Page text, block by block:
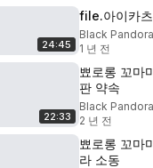
24:45
file.아이카
Black
1 년 전
22:33
뾰로롱 꼬마
판 약속
Black
2 년 전
뾰로롱 꼬마
라 소동